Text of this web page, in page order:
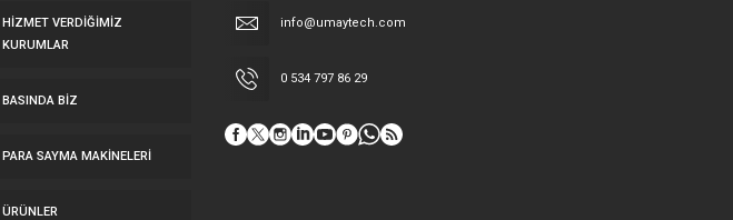
HİZMET VERDİĞİMİZ
KURUMLAR
BASINDA BIZ
PARA SAYMA MAKİNELERİ
ÜRÜNLER
info@umaytech.com
0 534 797 86 29